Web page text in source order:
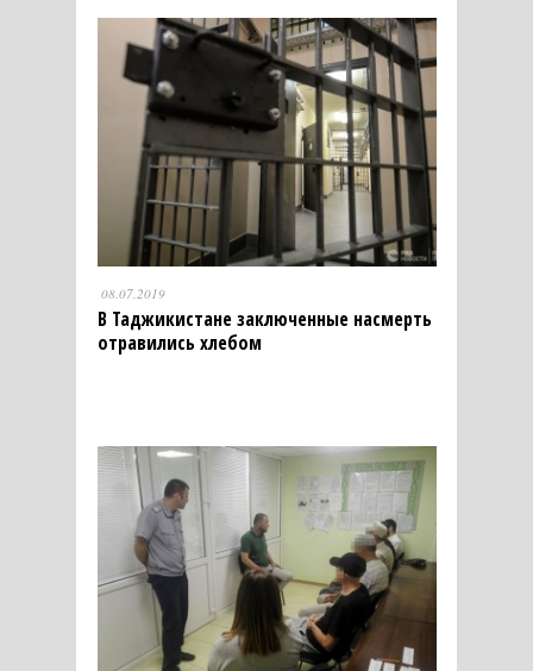
08.07.2019
В Таджикистане заключенные насмерть
отравились хлебом